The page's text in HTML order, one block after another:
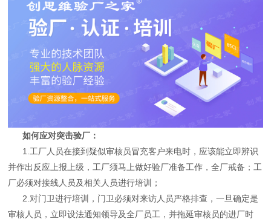
如何应对突击验厂：
1.工厂人员在接到疑似审核员冒充客户来电时，应该能立即辨识
并作出反应上报上级，工厂须马上做好验厂准备工作，全厂戒备；工
厂必须对接线人员及相关人员进行培训；
2.对门卫进行培训，门卫必须对来访人员严格排查，一旦确定是
审核人员，立即设法通知领导及全厂员工，并拖延审核员的进厂时